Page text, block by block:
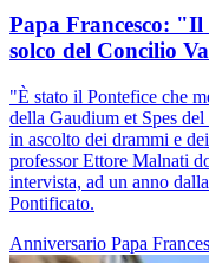
Papa Francesco: "Il
solco del Concilio
"È stato il Pontefice che
della Gaudium et Spes
in ascolto dei drammi e
professor Ettore Malnati
intervista, ad un anno
Pontificato.
Anniversario Papa